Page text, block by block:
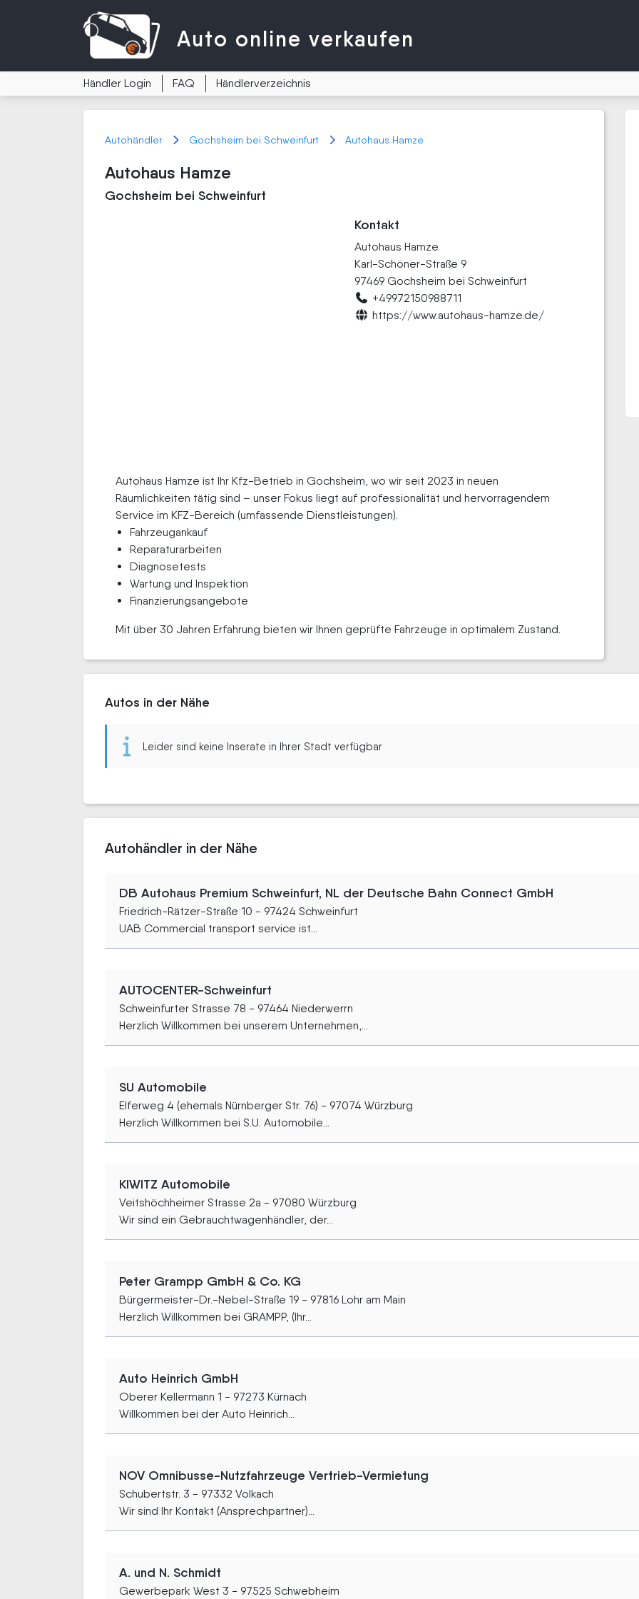
Auto online verkaufen
Händler Login FAQ Händlerverzeichnis
Autohändler Gochsheim bei Schweinfurt Autohaus Hamze
Autohaus Hamze
Gochsheim bei Schweinfurt
Kontakt
Autohaus Hamze
Karl-Schöner-Straße 9
97469 Gochsheim bei Schweinfurt
+49972150988711
https://www.autohaus-hamze.de/
Autohaus Hamze ist Ihr Kfz-Betrieb in Gochs­heim, wo wir seit 2023 in neuen
Räumlichkeiten tätig sind – unser Fokus liegt auf pro­fes­sio­na­li­tät und her­vor­ra­gen­dem
Ser­vice im KFZ-Bereich (umfassende Dienstleistungen).
Fahrzeugankauf
Reparaturarbeiten
Diagnosetests
Wartung und Inspektion
Finanzierungsangebote
Mit über 30 Jahren Erfahrung bieten wir Ihnen geprüfte Fahrzeuge in optimalem Zustand.
Autos in der Nähe
Leider sind keine Inserate in Ihrer Stadt verfügbar
Autohändler in der Nähe
DB Autohaus Premium Schweinfurt, NL der Deutsche Bahn Connect GmbH
Friedrich-Rätzer-Straße 10 - 97424 Schweinfurt
UAB Commercial transport service ist...
AUTOCENTER-Schweinfurt
Schweinfurter Strasse 78 - 97464 Niederwerrn
Herzlich Willkommen bei unserem Unternehmen,...
SU Automobile
Elferweg 4 (ehemals Nürnberger Str. 76) - 97074 Würzburg
Herzlich Willkommen bei S.U. Automobile...
KIWITZ Automobile
Veitshöchheimer Strasse 2a - 97080 Würzburg
Wir sind ein Gebrauchtwagenhändler, der...
Peter Grampp GmbH & Co. KG
Bürgermeister-Dr.-Nebel-Straße 19 - 97816 Lohr am Main
Herzlich Willkommen bei GRAMPP, (Ihr...
Auto Heinrich GmbH
Oberer Kellermann 1 - 97273 Kürnach
Willkommen bei der Auto Heinrich...
NOV Omnibusse-Nutzfahrzeuge Vertrieb-Vermietung
Schubertstr. 3 - 97332 Volkach
Wir sind Ihr Kontakt (Ansprechpartner)...
A. und N. Schmidt
Gewerbepark West 3 - 97525 Schwebheim